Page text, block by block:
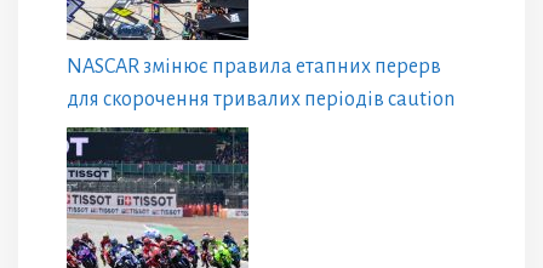
NASCAR змінює правила етапних перерв
для скорочення тривалих періодів caution